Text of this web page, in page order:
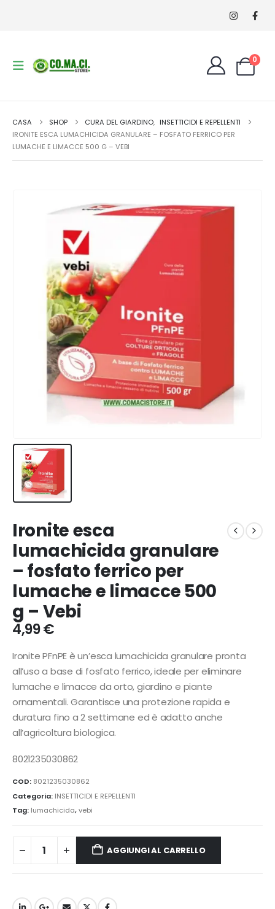
0
CASA SHOP CURA DEL GIARDINO, INSETTICIDI E REPELLENTI
IRONITE ESCA LUMACHICIDA GRANULARE – FOSFATO FERRICO PER
LUMACHE E LIMACCE 500 G – VEBI
Ironite esca
lumachicida granulare
– fosfato ferrico per
lumache e limacce 500
g – Vebi
4,99€
Ironite PFnPE è un’esca lumachicida granulare pronta
all’uso a base di fosfato ferrico, ideale per eliminare
lumache e limacce da orto, giardino e piante
ornamentali. Garantisce una protezione rapida e
duratura fino a 2 settimane ed è adatto anche
all’agricoltura biologica.
8021235030862
COD: 8021235030862
Categoria: INSETTICIDI E REPELLENTI
Tag: lumachicida,vebi
AGGIUNGI AL CARRELLO